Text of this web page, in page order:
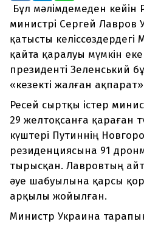
Бұл мәлімдемеден кейін
министрі Сергей Лавров
қатысты келіссөздердегі
қайта қаралуы мүмкін
президенті Зеленський
«кезекті жалған
Ресей сыртқы істер
29 желтоқсанға қараған
күштері Путиннің
резиденциясына 91
тырысқан. Лавровтың
әуе шабуылына қарсы
арқылы жойылған.
Министр Украина